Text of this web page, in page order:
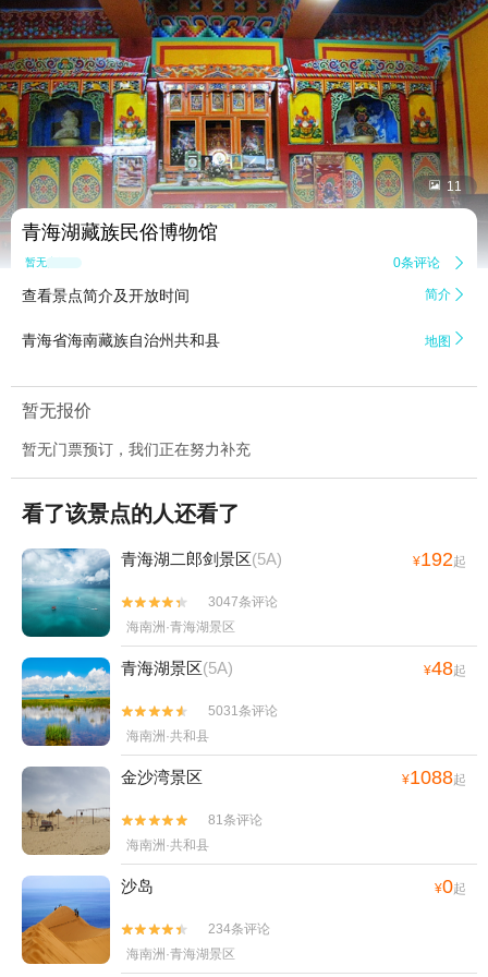
 11
青海湖藏族民俗博物馆
暂无点评 0条评论 
查看景点简介及开放时间 简介 
青海省海南藏族自治州共和县 地图 
暂无报价
暂无门票预订，我们正在努力补充
看了该景点的人还看了
青海湖二郎剑景区(5A) ¥192起


3047条评论
海南洲·青海湖景区
青海湖景区(5A) ¥48起


5031条评论
海南洲·共和县
金沙湾景区 ¥1088起


81条评论
海南洲·共和县
沙岛 ¥0起


234条评论
海南洲·青海湖景区
